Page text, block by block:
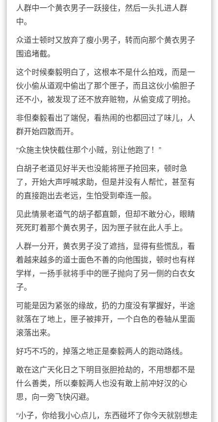
人群中一个黄衣男子一跃接住，然后一头扎进人群
中。
众道士顿时又放弃了瘦小男子，转而向那个黄衣男子
围追堵截。
这个时候秦毅明白了，这根本不是什么拍戏，而是一
伙小偷从道观中偷出了那个匣子，而且这伙小偷胆子
还不小，被发现了还不放弃赃物，从偷变成了明抢。
非但秦毅看出了端倪，看热闹的也都回过了味儿，人
群开始四散而开。
“众施主快快截住那个小贼，别让他跑了！”
白胡子老道见好半天也没能将匣子抢回来，顿时急
了，开始大声呼喊求助，但是并没有人帮忙，甚至有
的直接跑出去老远，生怕受到牵连一般。
见此情景老道气的胡子都直颤，但却不敢分心，眼睛
死死盯着那个黄衣男子，因为匣子就在此人手上。
人群一分开，黄衣男子没了遮挡，显得有些慌乱，看
着越来越多的道士面色不善的向他围拢，顿时也有样
学样，一扬手就将手中的匣子抛向了另一侧的白衣女
子。
可能是因为紧张的缘故，扔的力度没有掌握好，半途
就落在了地上，匣子被摔开，一个白色的卷轴从里面
滚落出来。
好巧不巧的，掉落之地正是秦毅两人的跑动路线。
敢在这广天化日之下明目张胆抢劫的，不用想都不是
什么善类，所以秦毅两人也没有敢上前冲好汉的心
思，向一旁飞快闪避。
“小子，你给我小心点儿，东西碰坏了你今天就别想走